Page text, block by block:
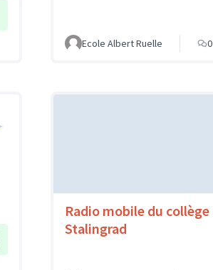
Ecole Albert Ruelle 0
Radio mobile du collège
Stalingrad